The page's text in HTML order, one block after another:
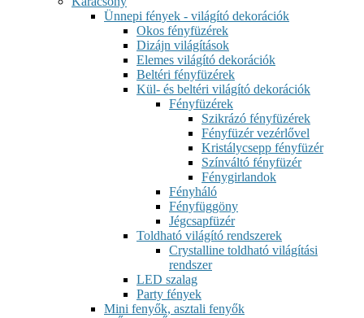
Ünnepi fények - világító dekorációk
Okos fényfüzérek
Dizájn világítások
Elemes világító dekorációk
Beltéri fényfüzérek
Kül- és beltéri világító dekorációk
Fényfüzérek
Szikrázó fényfüzérek
Fényfüzér vezérlővel
Kristálycsepp fényfüzér
Színváltó fényfüzér
Fénygirlandok
Fényháló
Fényfüggöny
Jégcsapfüzér
Toldható világító rendszerek
Crystalline toldható világítási
rendszer
LED szalag
Party fények
Mini fenyők, asztali fenyők